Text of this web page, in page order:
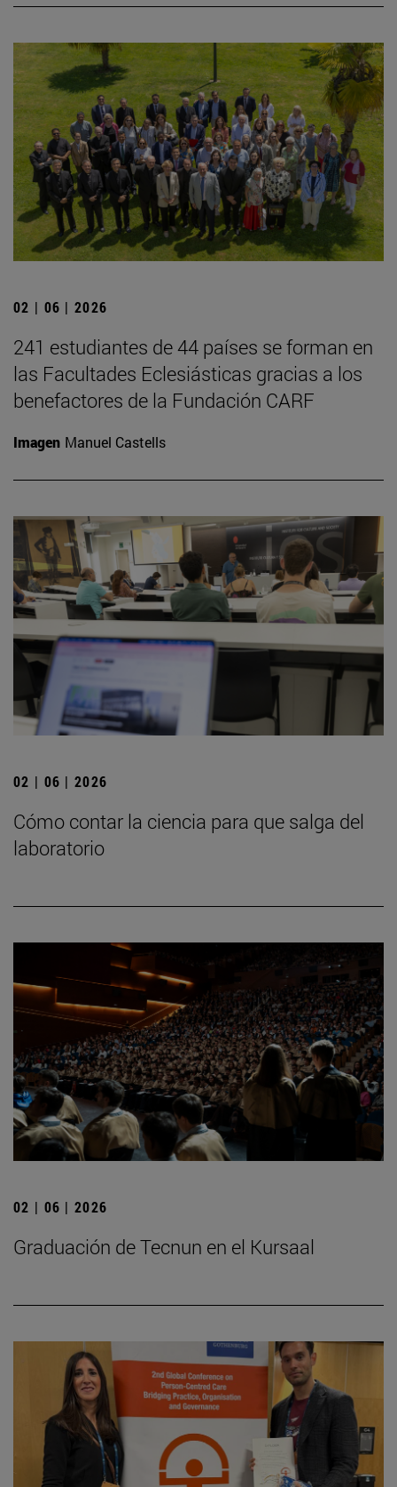
02 | 06 | 2026
241 estudiantes de 44 países se forman en
las Facultades Eclesiásticas gracias a los
benefactores de la Fundación CARF
Imagen Manuel Castells
02 | 06 | 2026
Cómo contar la ciencia para que salga del
laboratorio
02 | 06 | 2026
Graduación de Tecnun en el Kursaal